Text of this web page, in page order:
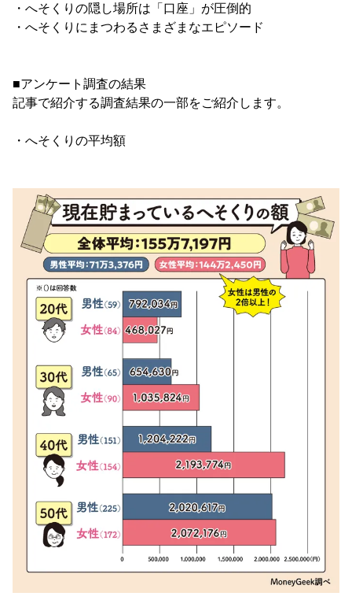
・へそくりの隠し場所は「口座」が圧倒的
・へそくりにまつわるさまざまなエピソード
■アンケート調査の結果
記事で紹介する調査結果の一部をご紹介します。
・へそくりの平均額